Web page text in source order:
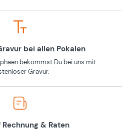
bei allen Pokalen
bekommst Du bei uns mit
Gravur.
Rechnung & Raten